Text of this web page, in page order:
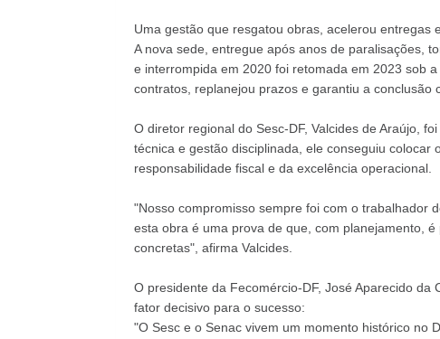
Uma gestão que resgatou obras, acelerou entregas
A nova sede, entregue após anos de paralisações,
e interrompida em 2020 foi retomada em 2023 sob
contratos, replanejou prazos e garantiu a conclusão
O diretor regional do Sesc-DF, Valcides de Araújo,
técnica e gestão disciplinada, ele conseguiu
responsabilidade fiscal e da excelência operacional.
"Nosso compromisso sempre foi com o trabalhador
esta obra é uma prova de que, com planejamento,
concretas", afirma Valcides.
O presidente da Fecomércio-DF, José Aparecido
fator decisivo para o sucesso:
"O Sesc e o Senac vivem um momento histórico no